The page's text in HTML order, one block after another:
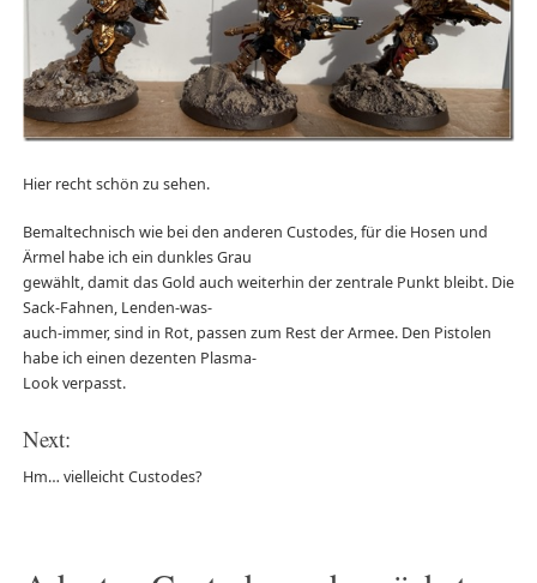
Hier recht schön zu sehen.
Bemaltechnisch wie bei den anderen Custodes, für die Hosen und
Ärmel habe ich ein dunkles Grau
gewählt, damit das Gold auch weiterhin der zentrale Punkt bleibt. Die
Sack-Fahnen, Lenden-was-
auch-immer, sind in Rot, passen zum Rest der Armee. Den Pistolen
habe ich einen dezenten Plasma-
Look verpasst.
Next:
Hm… vielleicht Custodes?